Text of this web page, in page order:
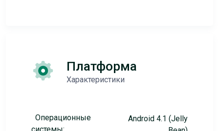
Платформа
Характеристики
Операционные
Android 4.1 (Jelly